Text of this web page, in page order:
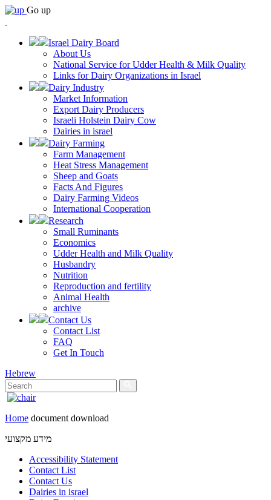
Go up
Israel Dairy Board
About Us
National Service for Udder Health & Milk Quality
Links for Dairy Organizations in Israel
Dairy Industry
Market Information
Export Dairy Producers
Israeli Holstein Dairy Cow
Dairies in israel
Dairy Farming
Farm Management
Heat Stress Management
Sheep and Goats
Facts And Figures
Dairy Farming Videos
International Cooperation
Research
Small Ruminants
Economics
Udder Health and Milk Quality
Husbandry
Nutrition
Reproduction and fertility
Animal Health
archive
Contact Us
Contact List
FAQ
Get In Touch
Hebrew
Home document download
מידע מקצועי
Accessibility Statement
Contact List
Contact Us
Dairies in israel